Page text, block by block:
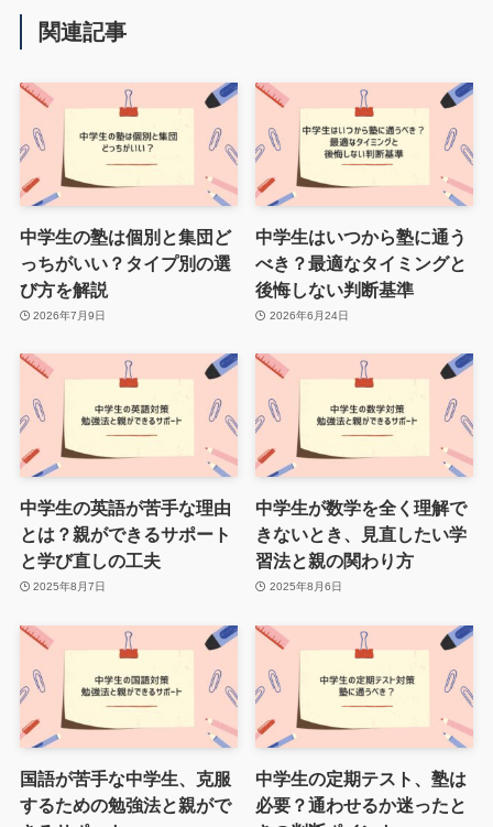
関連記事
中学生の塾は個別と集団ど
っちがいい？タイプ別の選
び方を解説
2026年7月9日
中学生はいつから塾に通う
べき？最適なタイミングと
後悔しない判断基準
2026年6月24日
中学生の英語が苦手な理由
とは？親ができるサポート
と学び直しの工夫
2025年8月7日
中学生が数学を全く理解で
きないとき、見直したい学
習法と親の関わり方
2025年8月6日
国語が苦手な中学生、克服
するための勉強法と親がで
中学生の定期テスト、塾は
必要？通わせるか迷ったと